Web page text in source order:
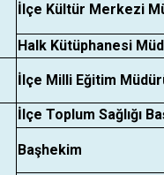
İlçe Kültür Merkezi
Halk Kütüphanesi
İlçe Milli Eğitim
İlçe Toplum Sağlığı
Başhekim